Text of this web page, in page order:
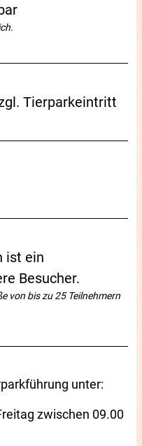
Tierparkeintritt
ist ein
Besucher.
von bis zu 25 Teilnehmern
unter:
zwischen 09.00